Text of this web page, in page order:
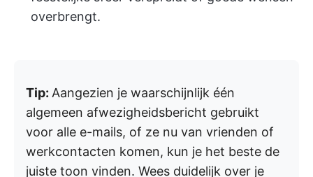
overbrengt.
Tip: Aangezien je waarschijnlijk één
algemeen afwezigheidsbericht gebruikt
voor alle e-mails, of ze nu van vrienden of
werkcontacten komen, kun je het beste de
juiste toon vinden. Wees duidelijk over je